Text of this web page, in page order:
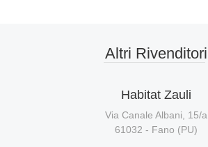
Altri Rivenditori
Habitat Zauli
Via Canale Albani, 15/a
61032 - Fano (PU)